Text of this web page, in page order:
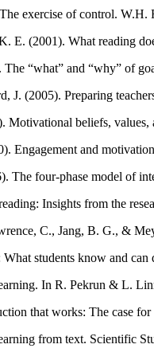
exercise of control. W.H.
E. (2001). What reading
“what” and “why” of
(2005). Preparing
Motivational beliefs,
Engagement and
four-phase model of
Insights from the
C., Jang, B. G., &
students know and
In R. Pekrun & L.
that works: The case
from text. Scientific